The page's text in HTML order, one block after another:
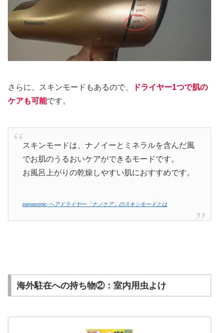
さらに、スキンモードもあるので、
ドライヤー1つで肌の
ケアも可能です。
スキンモードは、ナノイーとミネラルを含んだ風
でお肌のうるおいケアができるモードです。
お風呂上がりの乾燥しやすい肌におすすめです。
panasonic-ヘアドライヤー「ナノケア」のスキンモードとは
海外駐在への持ち物②：室内用虫よけ